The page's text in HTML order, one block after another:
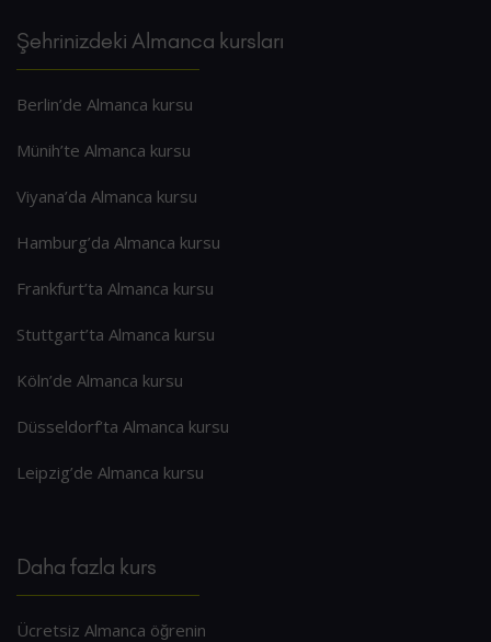
Şehrinizdeki Almanca kursları
Berlin’de Almanca kursu
Münih’te Almanca kursu
Viyana’da Almanca kursu
Hamburg’da Almanca kursu
Frankfurt’ta Almanca kursu
Stuttgart’ta Almanca kursu
Köln’de Almanca kursu
Düsseldorf’ta Almanca kursu
Leipzig’de Almanca kursu
Daha fazla kurs
Ücretsiz Almanca öğrenin